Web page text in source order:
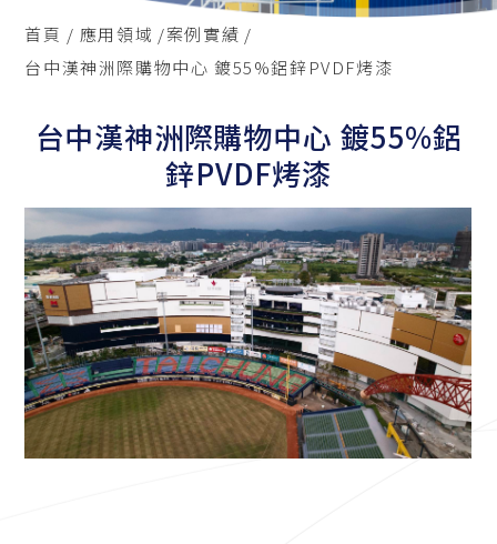
首頁 應用領域
案例實績
台中漢神洲際購物中心 鍍55%鋁鋅PVDF烤漆
台中漢神洲際購物中心 鍍55%鋁
鋅PVDF烤漆